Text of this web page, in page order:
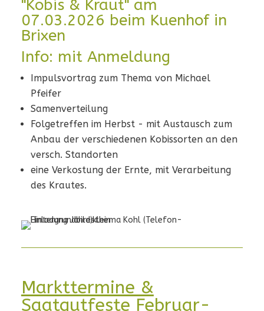
"Kobis & Kraut" am
07.03.2026 beim Kuenhof in
Brixen
Info: mit Anmeldung
Impulsvortrag zum Thema von Michael
Pfeifer
Samenverteilung
Folgetreffen im Herbst - mit Austausch zum
Anbau der verschiedenen Kobissorten an den
versch. Standorten
eine Verkostung der Ernte, mit Verarbeitung
des Krautes.
Markttermine &
Saatgutfeste Februar-